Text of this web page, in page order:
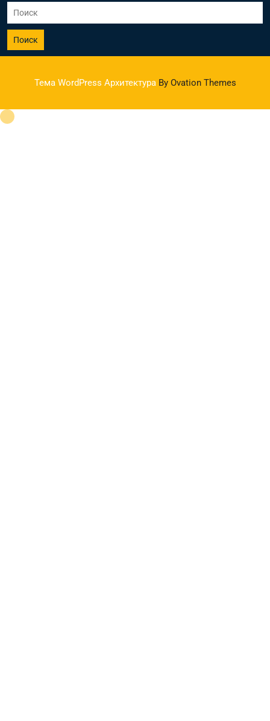
Поиск
Тема WordPress Архитектура By Ovation Themes